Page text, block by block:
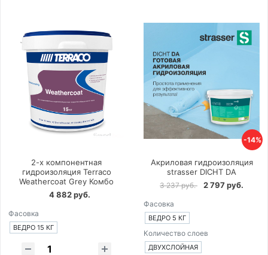
2-х компонентная
гидроизоляция Terraco
Weathercoat Grey Комбо
4 882 руб.
Фасовка
ВЕДРО 15 КГ
-14%
Акриловая гидроизоляция
strasser DICHT DA
3 237 руб. 2 797 руб.
Фасовка
ВЕДРО 5 КГ
Количество слоев
ДВУХСЛОЙНАЯ